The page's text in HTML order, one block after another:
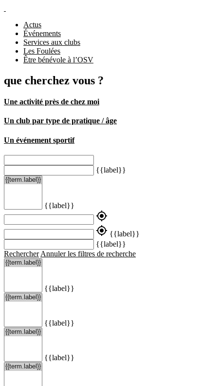
Actus
Événements
Services aux clubs
Les Foulées
Être bénévole à l’OSV
que cherchez vous ?
Une activité près de chez moi
Un club par type de pratique / âge
Un événement sportif
{{label}}
{{label}}
my_location
my_location {{label}}
{{label}}
Rechercher Annuler les filtres de recherche
{{label}}
{{label}}
{{label}}